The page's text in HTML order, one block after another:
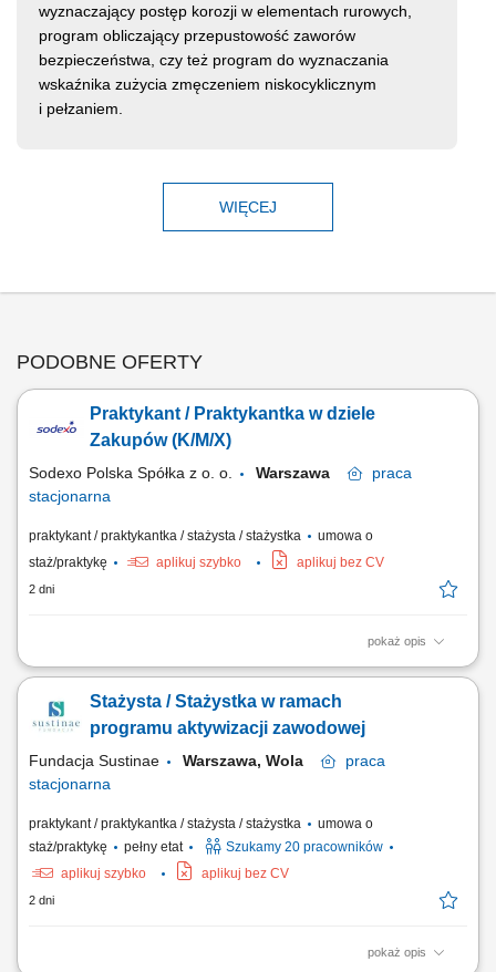
wyznaczający postęp korozji w elementach rurowych,
program obliczający przepustowość zaworów
bezpieczeństwa, czy też program do wyznaczania
wskaźnika zużycia zmęczeniem niskocyklicznym
i pełzaniem.
WIĘCEJ
PODOBNE OFERTY
Praktykant / Praktykantka w dziele
Zakupów (K/M/X)
Sodexo Polska Spółka z o. o. Warszawa
praca
stacjonarna
praktykant / praktykantka / stażysta / stażystka
umowa o
staż/praktykę
aplikuj szybko aplikuj bez CV
2 dni
pokaż opis
Zadania: Aktualizowanie oraz weryfikowanie danych w bazie
obieg dokumentacji; Wspieranie zespołu zakupowego w codziennych
pracach administracyjnych i organizacyjnych;
Stażysta / Stażystka w ramach
programu aktywizacji zawodowej
Fundacja Sustinae Warszawa, Wola
praca
stacjonarna
praktykant / praktykantka / stażysta / stażystka
umowa o
staż/praktykę
pełny etat
Szukamy 20 pracowników
aplikuj szybko
aplikuj bez CV
2 dni
pokaż opis